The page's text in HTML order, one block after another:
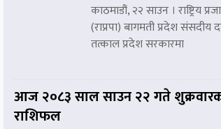
काठमाडौं, २२ साउन । राष्ट्रिय
(राप्रपा) बागमती प्रदेश संसदीय
तत्काल प्रदेश सरकारमा
आज २०८३ साल साउन २२ गते
राशिफल